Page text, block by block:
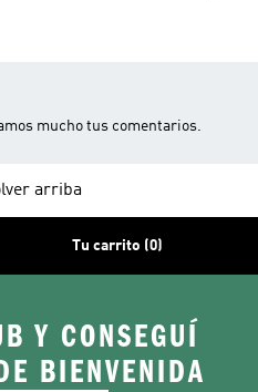
mucho tus comentarios.
arriba
Tu carrito (0)
Y CONSEGUÍ
BIENVENIDA